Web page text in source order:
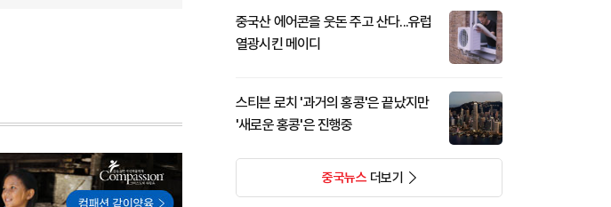
중국산 에어콘을 웃돈 주고 산다...유럽
열광시킨 메이디
스티븐 로치 '과거의 홍콩'은 끝났지만
'새로운 홍콩'은 진행중
중국뉴스더보기